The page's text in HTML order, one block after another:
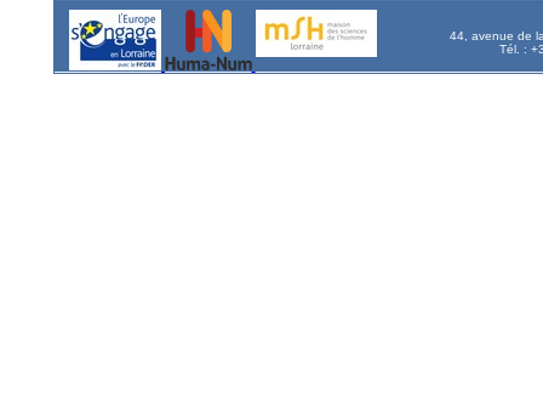
44, avenue de
Tél. :